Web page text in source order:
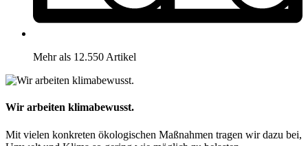
Mehr als 12.550 Artikel
Wir arbeiten klimabewusst.
Mit vielen konkreten ökologischen Maßnahmen tragen wir dazu bei,